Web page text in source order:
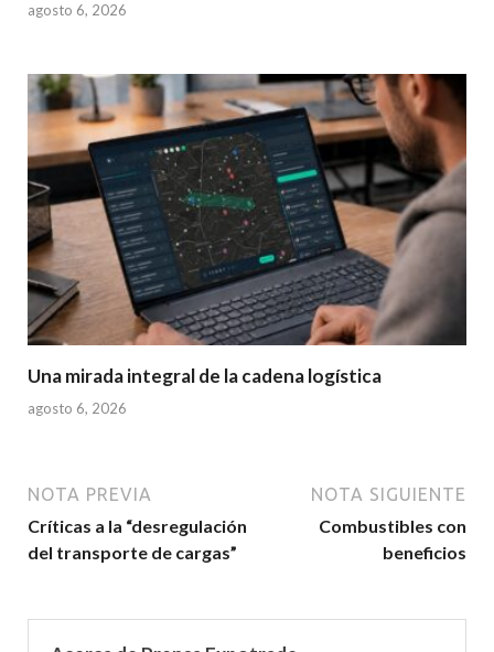
agosto 6, 2026
Una mirada integral de la cadena logística
agosto 6, 2026
NOTA PREVIA
Críticas a la “desregulación
del transporte de cargas”
NOTA SIGUIENTE
Combustibles con
beneficios